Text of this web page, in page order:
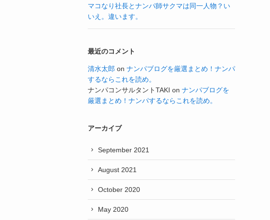
マコなり社長とナンパ師サクマは同一人物？い
いえ。違います。
最近のコメント
清水太郎 on ナンパブログを厳選まとめ！ナンパ
するならこれを読め。
ナンパコンサルタントTAKI on ナンパブログを
厳選まとめ！ナンパするならこれを読め。
アーカイブ
September 2021
August 2021
October 2020
May 2020